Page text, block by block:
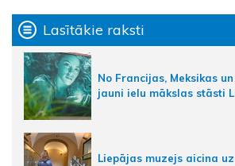
Lasītākie raksti
No Francijas, Meksikas
jauni ielu mākslas stāsti
Liepājas muzejs aicina